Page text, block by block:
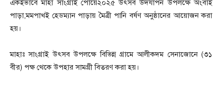
একইভাবে মাহা সাংগ্রাই পোয়ে২০২৫ উৎসব উদযাপন উপলক্ষে অংবাই
পাড়া,মমপাখই হেডম্যান পাড়ায় মৈত্রী পানি বর্ষণ অনুষ্ঠানের আয়োজন করা
হয়।
মাহাঃ সাংগ্রাই উৎসব উপলক্ষে বিভিন্ন গ্রামে আলীকদম সেনাজোনে (৩১
বীর) পক্ষ থেকে উপহার সামগ্রী বিতরণ করা হয়।